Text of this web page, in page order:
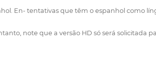
En- tentativas que têm o espanhol como
note que a versão HD só será solicitada